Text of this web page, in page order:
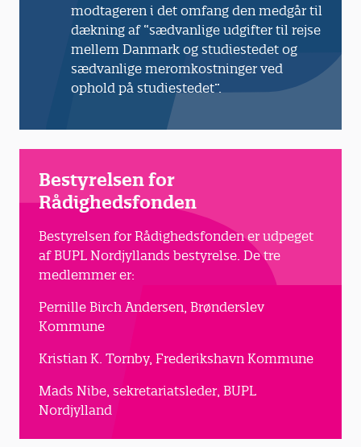
modtageren i det omfang den medgår til
dækning af “sædvanlige udgifter til rejse
mellem Danmark og studiestedet og
sædvanlige meromkostninger ved
ophold på studiestedet”.
Bestyrelsen for
Rådighedsfonden
Bestyrelsen for Rådighedsfonden er udpeget
af BUPL Nordjyllands bestyrelse. De tre
medlemmer er:
Pernille Birch Andersen, Brønderslev
Kommune
Kristian K. Tornby, Frederikshavn Kommune
Mads Nibe, sekretariatsleder, BUPL
Nordjylland